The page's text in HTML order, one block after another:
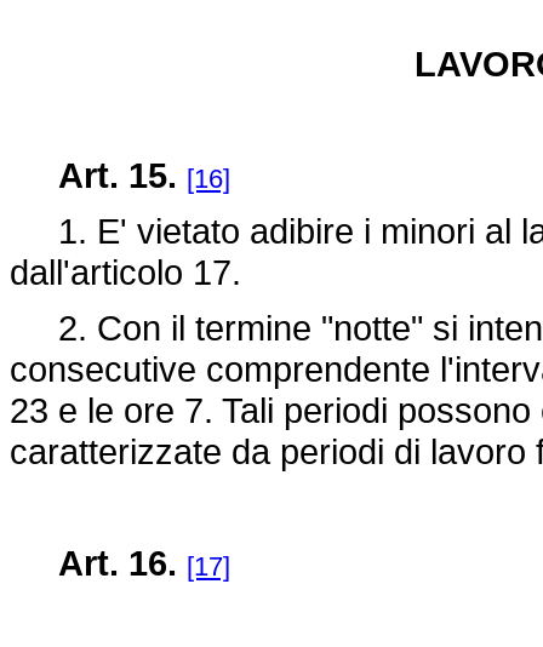
Art. 15. [16]
1. E' vietato adibire i minori al
dall'articolo 17.
2. Con il termine "notte" si
consecutive comprendente
23 e le ore 7. Tali periodi
caratterizzate da periodi di
Art. 16. [17]